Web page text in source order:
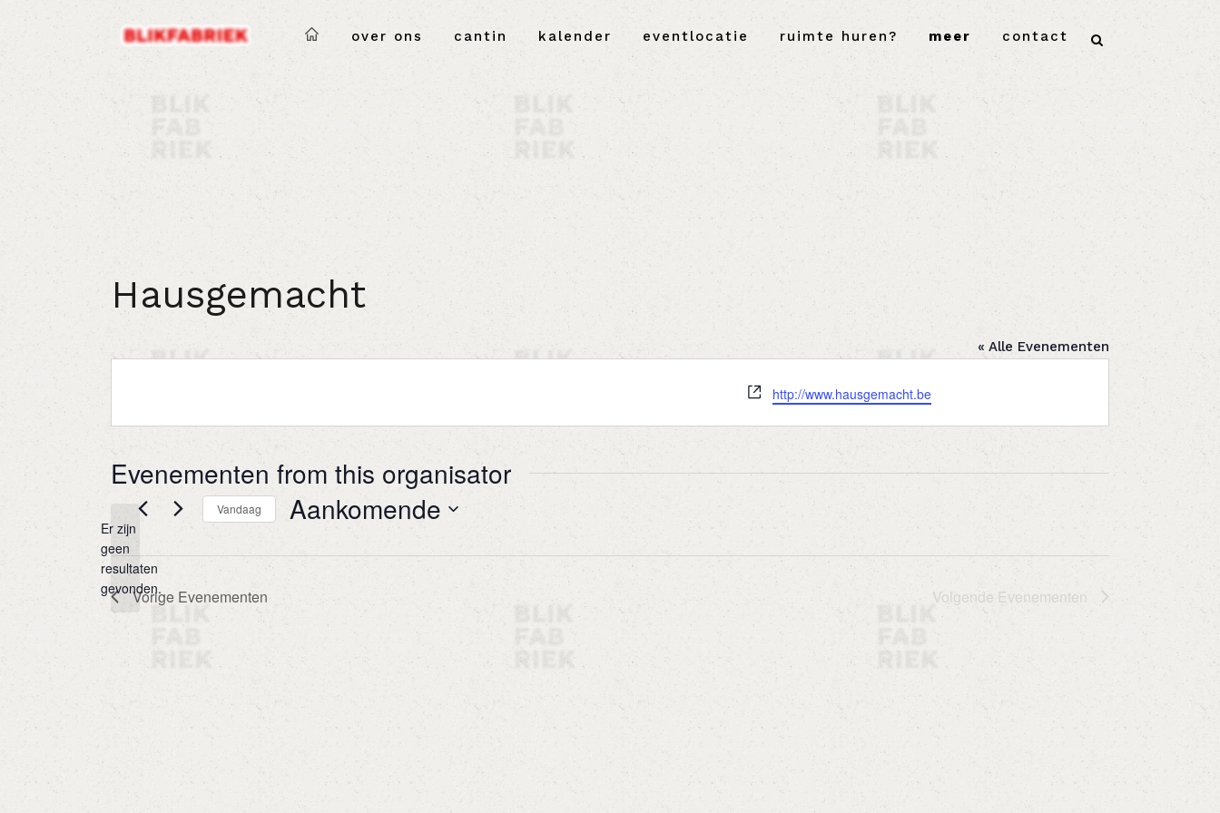
over ons cantin kalender eventlocatie ruimte huren? meer contact
Hausgemacht
« Alle Evenementen
Website
http://www.hausgemacht.be
Evenementen from this organisator
Bericht
Er zijn
geen
resultaten
gevonden.
Vandaag Aankomende
een
Vorige Evenementen Volgende Evenementen